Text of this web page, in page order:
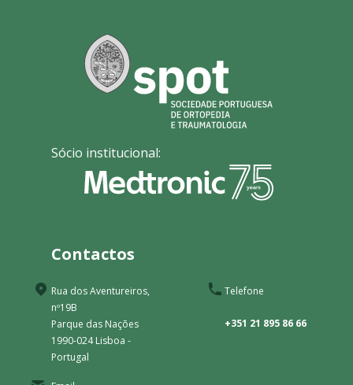
Sócio institucional:
Contactos
Rua dos Aventureiros,
nº19B
Parque das Nações
1990-024 Lisboa -
Portugal
Telefone
+351 21 895 86 66